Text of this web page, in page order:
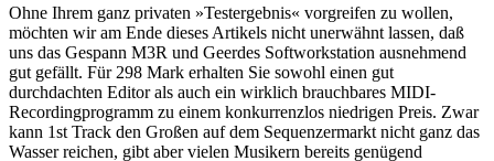
Ohne Ihrem ganz privaten »Testergebnis« vorgreifen zu wollen,
möchten wir am Ende dieses Artikels nicht unerwähnt lassen, daß
uns das Gespann M3R und Geerdes Softworkstation ausnehmend
gut gefällt. Für 298 Mark erhalten Sie sowohl einen gut
durchdachten Editor als auch ein wirklich brauchbares MIDI-
Recordingprogramm zu einem konkurrenzlos niedrigen Preis. Zwar
kann 1st Track den Großen auf dem Sequenzermarkt nicht ganz das
Wasser reichen, gibt aber vielen Musikern bereits genügend